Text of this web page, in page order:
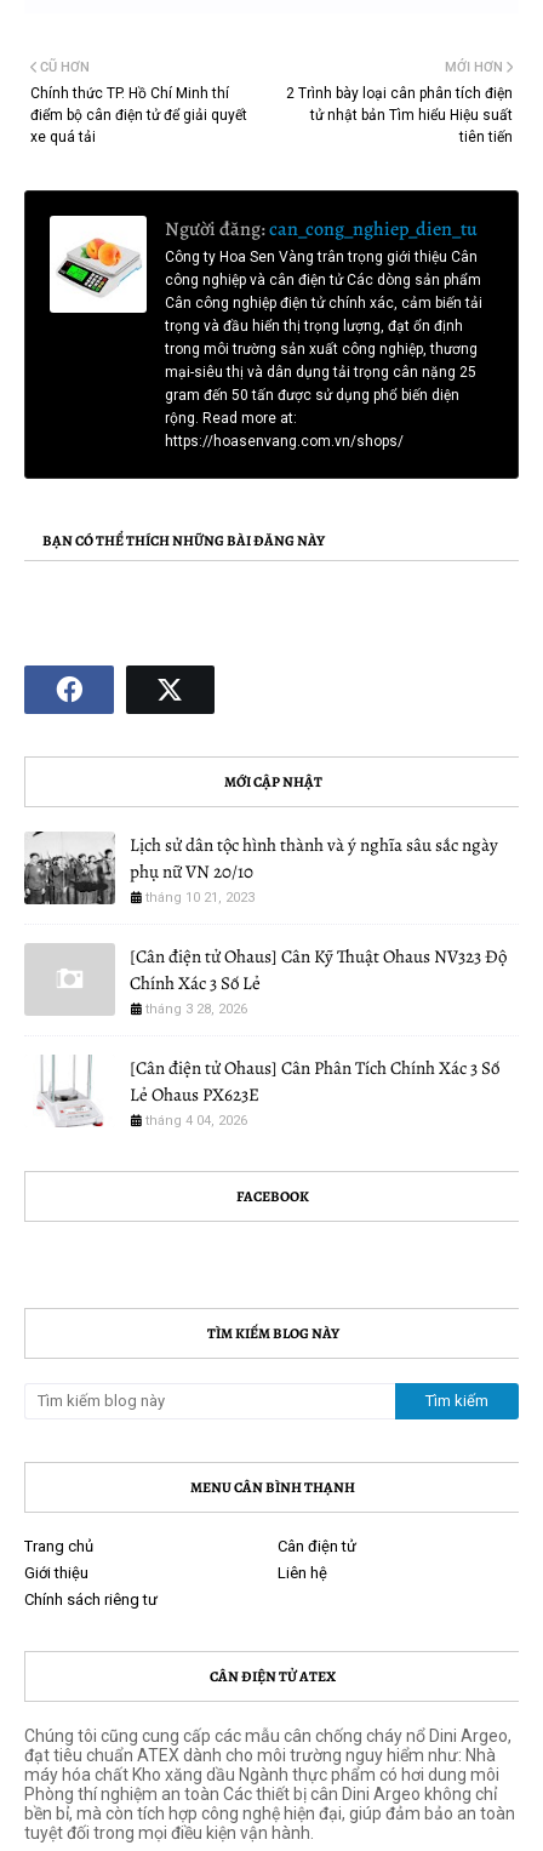
MỚI HƠN
2 Trình bày loại cân phân tích điện
tử nhật bản Tìm hiểu Hiệu suất
tiên tiến
CŨ HƠN
Chính thức TP. Hồ Chí Minh thí
điểm bộ cân điện tử để giải quyết
xe quá tải
Người đăng:can_cong_nghiep_dien_tu
Công ty Hoa Sen Vàng trân trọng giới thiệu Cân
công nghiệp và cân điện tử Các dòng sản phẩm
Cân công nghiệp điện tử chính xác, cảm biến tải
trọng và đầu hiển thị trọng lượng, đạt ổn định
trong môi trường sản xuất công nghiệp, thương
mại-siêu thị và dân dụng tải trọng cân nặng 25
gram đến 50 tấn được sử dụng phổ biến diện
rộng. Read more at:
https://hoasenvang.com.vn/shops/
BẠN CÓ THỂ THÍCH NHỮNG BÀI ĐĂNG NÀY
MỚI CẬP NHẬT
Lịch sử dân tộc hình thành và ý nghĩa sâu sắc ngày
phụ nữ VN 20/10
tháng 10 21, 2023
[Cân điện tử Ohaus] Cân Kỹ Thuật Ohaus NV323 Độ
Chính Xác 3 Số Lẻ
tháng 3 28, 2026
[Cân điện tử Ohaus] Cân Phân Tích Chính Xác 3 Số
Lẻ Ohaus PX623E
tháng 4 04, 2026
FACEBOOK
TÌM KIẾM BLOG NÀY
MENU CÂN BÌNH THẠNH
Trang chủ
Cân điện tử
Giới thiệu
Liên hệ
Chính sách riêng tư
CÂN ĐIỆN TỬ ATEX
Chúng tôi cũng cung cấp các mẫu cân chống cháy nổ Dini Argeo,
đạt tiêu chuẩn ATEX dành cho môi trường nguy hiểm như: Nhà
máy hóa chất Kho xăng dầu Ngành thực phẩm có hơi dung môi
Phòng thí nghiệm an toàn Các thiết bị cân Dini Argeo không chỉ
bền bỉ, mà còn tích hợp công nghệ hiện đại, giúp đảm bảo an toàn
tuyệt đối trong mọi điều kiện vận hành.